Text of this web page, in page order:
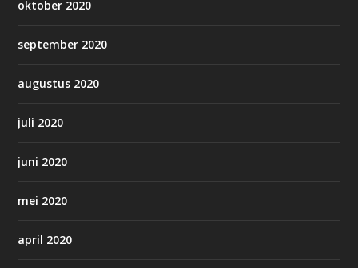
oktober 2020
september 2020
augustus 2020
juli 2020
juni 2020
mei 2020
april 2020